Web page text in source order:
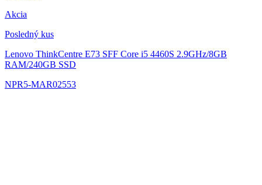
Akcia
Posledný kus
Lenovo ThinkCentre E73 SFF Core i5 4460S 2.9GHz/8GB
RAM/240GB SSD
NPR5-MAR02553